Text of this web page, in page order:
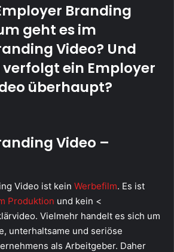
Branding
geht es im
Video? Und
verfolgt ein Employer
überhaupt?
Video –
Video ist kein Werbefilm. Es ist
Produktion und kein <
Vielmehr handelt es sich um
unterhaltsame und seriöse
als Arbeitgeber. Daher